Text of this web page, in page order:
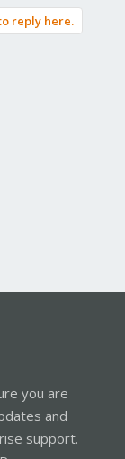
reply here.
you are
and
support.